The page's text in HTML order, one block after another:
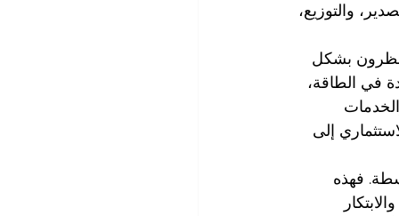
والتوزيع،
بشكل
في الطاقة،
إلى
. فهذه